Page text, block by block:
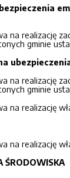
na realizację
gminie
na realizację
gminie
realizację
realizację
ŚRODOWISKA